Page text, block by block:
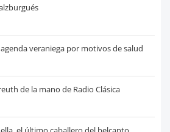
agenda veraniega por motivos de salud
de la mano de Radio Clásica